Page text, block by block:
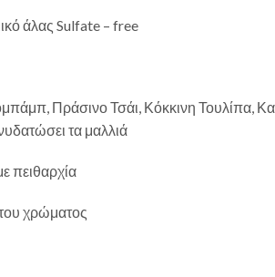
άλας Sulfate – free
Πράσινο Τσάι, Κόκκινη Τουλίπα,
τα μαλλιά
πειθαρχία
χρώματος